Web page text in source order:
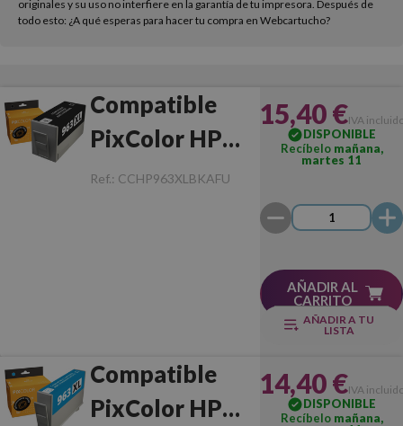
originales y su uso no interfiere en la garantía de tu impresora. Después de
todo esto: ¿A qué esperas para hacer tu compra en Webcartucho?
Compatible
PixColor HP
963XL Negro
Ref.: CCHP963XLBKAFU
15,40 €IVA
DISPONIBLE
Recíbelo mañana,
martes 11
AÑADIR AL
CARRITO
AÑADIR A TU
LISTA
Compatible
PixColor HP
14,40 €IVA
DISPONIBLE
Recíbelo mañana,